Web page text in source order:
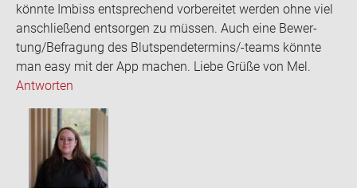
könn­te Im­biss ent­spre­chend vor­be­rei­tet wer­den ohne viel
an­schlie­ßend ent­sor­gen zu müs­sen. Auch eine Be­wer­
tung/Be­fra­gung des Blut­spen­de­ter­mins/-​teams könn­te
man easy mit der App ma­chen. Liebe Grüße von Mel.
Antworten